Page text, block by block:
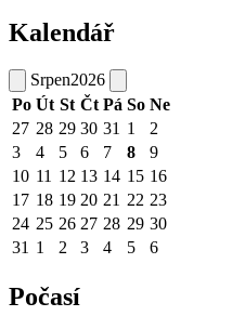
Kalendář
Srpen2026
Po Út St Čt Pá So Ne
27 28 29 30 31 1
2
3
4 5 6 7 8
9
10 11 12 13 14 15 16
17 18 19 20 21 22 23
24 25 26 27 28 29 30
31 1 2 3 4 5 6
Počasí